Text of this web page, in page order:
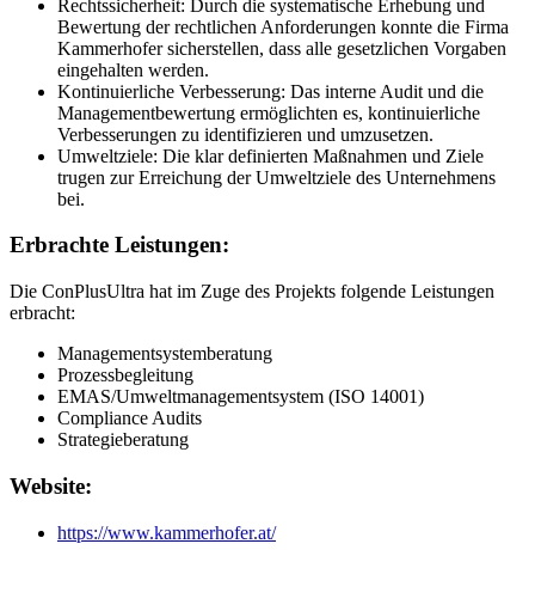
Rechtssicherheit: Durch die systematische Erhebung und
Bewertung der rechtlichen Anforderungen konnte die Firma
Kammerhofer sicherstellen, dass alle gesetzlichen Vorgaben
eingehalten werden.
Kontinuierliche Verbesserung: Das interne Audit und die
Managementbewertung ermöglichten es, kontinuierliche
Verbesserungen zu identifizieren und umzusetzen.
Umweltziele: Die klar definierten Maßnahmen und Ziele
trugen zur Erreichung der Umweltziele des Unternehmens
bei.
Erbrachte Leistungen:
Die ConPlusUltra hat im Zuge des Projekts folgende Leistungen
erbracht:
Managementsystemberatung
Prozessbegleitung
EMAS/Umweltmanagementsystem (ISO 14001)
Compliance Audits
Strategieberatung
Website:
https://www.kammerhofer.at/